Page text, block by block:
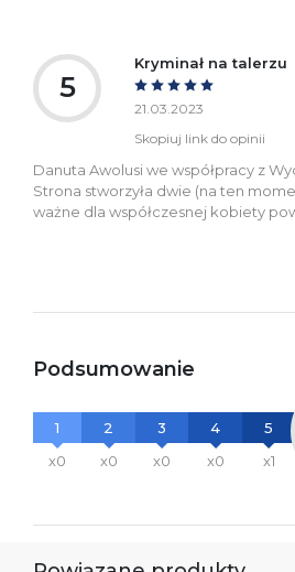
Ostrzeżenia oraz
informacje dotyczące
bezpieczeństwa:
5
Kryminał na talerzu
21.03.2023
Skopiuj link do opinii
Danuta Awolusi we współpracy z
Strona stworzyła dwie (na ten
ważne dla współczesnej kobiety
Podsumowanie
1
x0
2
x0
3
x0
4
x0
5
x1